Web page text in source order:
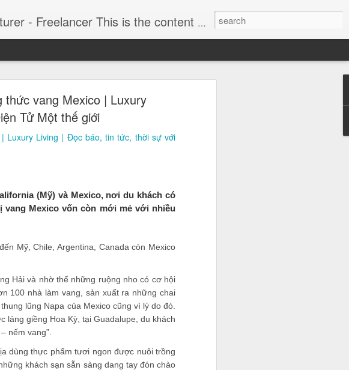
vang Mexico | Luxury
Tử Một thế giới
Luxury Living | Đọc báo, tin tức, thời sự với
(Mỹ) và Mexico, nơi du khách có
Mexico vốn còn mới mẻ với nhiều
Mỹ, Chile, Argentina, Canada còn Mexico
Hải và nhờ thế những ruộng nho có cơ hội
100 nhà làm vang, sản xuất ra những chai
lũng Napa của Mexico cũng vì lý do đó.
láng giềng Hoa Kỳ, tại Guadalupe, du khách
nếm vang”.
dùng thực phẩm tươi ngon được nuôi trồng
khách sạn sẵn sàng dang tay đón chào
to CEO and managers. My DDH Talk weekly series contribute actively and critical thoughts in economics to assist CEO enhancing the leadership and managing skills.
xây dựng hình
thuyền, du lịch)
bắt tạm giam để điều tra vụ lừa đảo 57 tỷ
khi xây dựng cho mình hình ảnh doanh
trong đó có công ty TNHH MTV Boowoo,